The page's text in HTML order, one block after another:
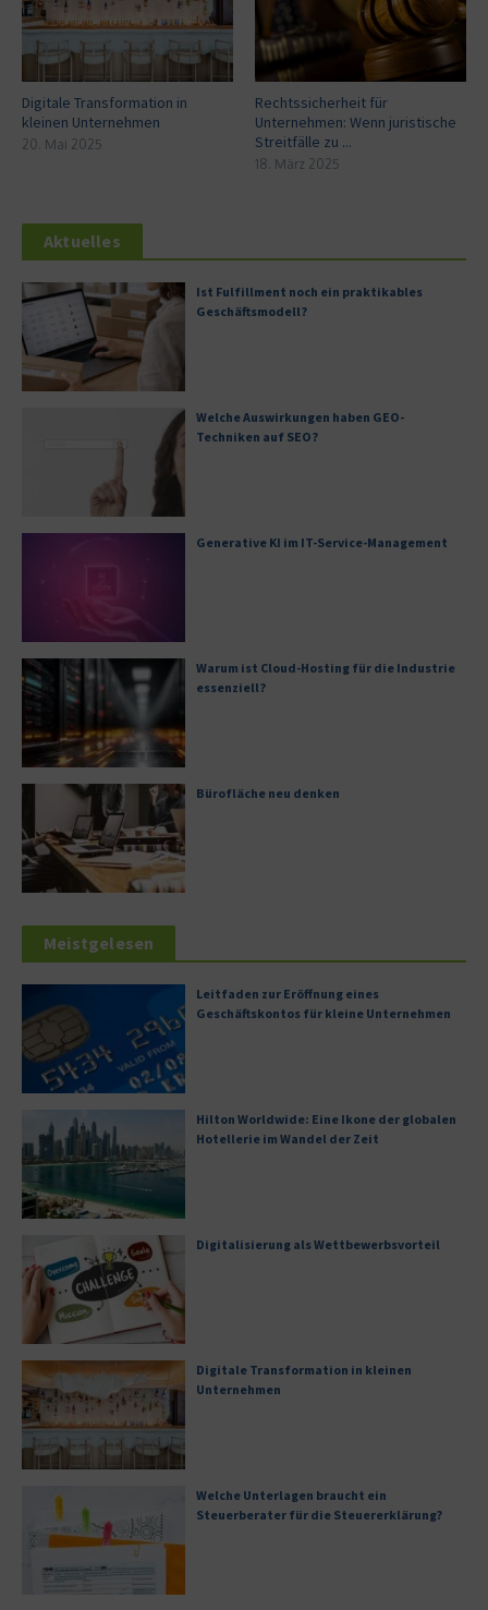
Digitale Transformation in
kleinen Unternehmen
20. Mai 2025
Rechtssicherheit für
Unternehmen: Wenn juristische
Streitfälle zu ...
18. März 2025
Aktuelles
Ist Fulfillment noch ein praktikables
Geschäftsmodell?
Welche Auswirkungen haben GEO-
Techniken auf SEO?
Generative KI im IT-Service-Management
Warum ist Cloud-Hosting für die Industrie
essenziell?
Bürofläche neu denken
Meistgelesen
Leitfaden zur Eröffnung eines
Geschäftskontos für kleine Unternehmen
Hilton Worldwide: Eine Ikone der globalen
Hotellerie im Wandel der Zeit
Digitalisierung als Wettbewerbsvorteil
Digitale Transformation in kleinen
Unternehmen
Welche Unterlagen braucht ein
Steuerberater für die Steuererklärung?